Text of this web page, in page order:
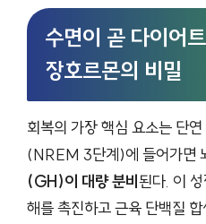
수면이 곧 다이어
장호르몬의 비밀
회복의 가장 핵심 요소는 단연
(NREM 3단계)에 들어가면
(GH)이 대량 분비된다. 이
해를 촉진하고 근육 단백질